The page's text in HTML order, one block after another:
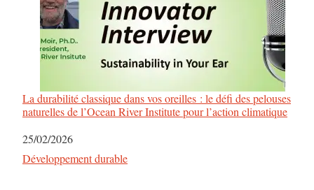
La durabilité classique dans vos oreilles : le défi des pelouses
naturelles de l’Ocean River Institute pour l’action climatique
Date
25/02/2026
Par rapport à
Développement durable